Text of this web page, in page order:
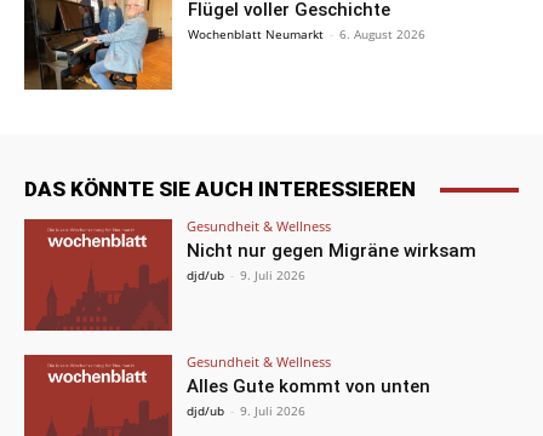
Flügel voller Geschichte
Wochenblatt Neumarkt - 6. August 2026
DAS KÖNNTE SIE AUCH INTERESSIEREN
Gesundheit & Wellness
Nicht nur gegen Migräne wirksam
djd/ub - 9. Juli 2026
Gesundheit & Wellness
Alles Gute kommt von unten
djd/ub - 9. Juli 2026